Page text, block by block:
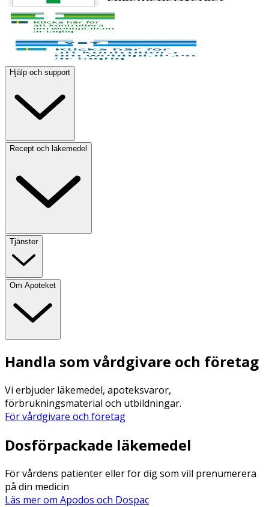
Hjälp och support
Recept och läkemedel
Tjänster
Om Apoteket
Handla som vårdgivare och företag
Vi erbjuder läkemedel, apoteksvaror,
förbrukningsmaterial och utbildningar.
För vårdgivare och företag
Dosförpackade läkemedel
För vårdens patienter eller för dig som vill prenumerera
på din medicin
Läs mer om Apodos och Dospac